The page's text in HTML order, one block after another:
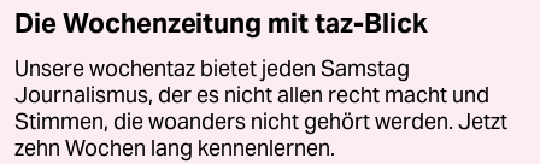
Die Wochenzeitung mit taz-Blick
Unsere wochentaz bietet jeden Samstag
Journalismus, der es nicht allen recht macht und
Stimmen, die woanders nicht gehört werden. Jetzt
zehn Wochen lang kennenlernen.